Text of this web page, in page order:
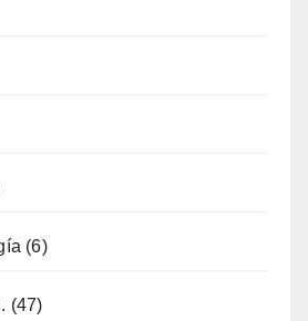
(6)
(47)